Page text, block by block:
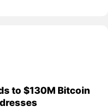
to $130M Bitcoin